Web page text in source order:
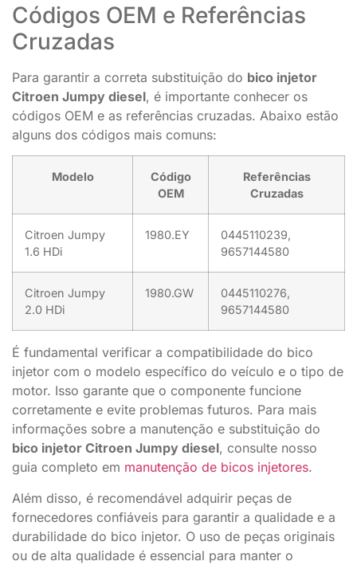
Códigos OEM e Referências
Cruzadas
Para garantir a correta substituição do bico injetor
Citroen Jumpy diesel, é importante conhecer os
códigos OEM e as referências cruzadas. Abaixo estão
alguns dos códigos mais comuns:
Modelo
Código
OEM
Referências
Cruzadas
Citroen Jumpy
1.6 HDi
1980.EY
0445110239,
9657144580
Citroen Jumpy
2.0 HDi
1980.GW
0445110276,
9657144580
É fundamental verificar a compatibilidade do bico
injetor com o modelo específico do veículo e o tipo de
motor. Isso garante que o componente funcione
corretamente e evite problemas futuros. Para mais
informações sobre a manutenção e substituição do
bico injetor Citroen Jumpy diesel, consulte nosso
guia completo em manutenção de bicos injetores.
Além disso, é recomendável adquirir peças de
fornecedores confiáveis para garantir a qualidade e a
durabilidade do bico injetor. O uso de peças originais
ou de alta qualidade é essencial para manter o